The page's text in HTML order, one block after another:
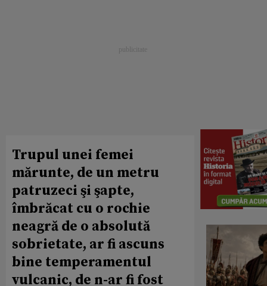
Trupul unei femei
mărunte, de un metru
patruzeci şi şapte,
îmbrăcat cu o rochie
neagră de o absolută
sobrietate, ar fi ascuns
bine temperamentul
vulcanic, de n-ar fi fost